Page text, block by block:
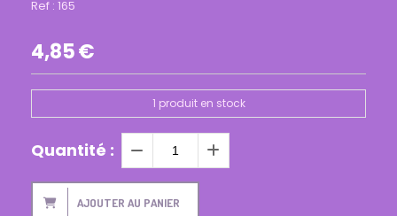
Ref : 165
4,85€
1 produit en stock
Quantité :
AJOUTER AU PANIER